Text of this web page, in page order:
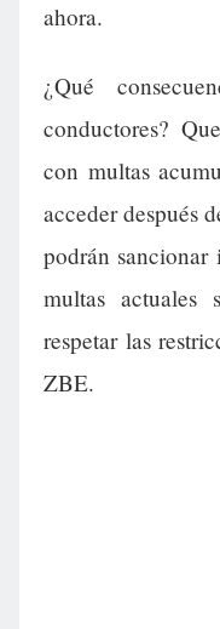
ahora.
¿Qué
conductores?
con multas
acceder después
podrán sancionar
multas actuales
respetar las
ZBE.